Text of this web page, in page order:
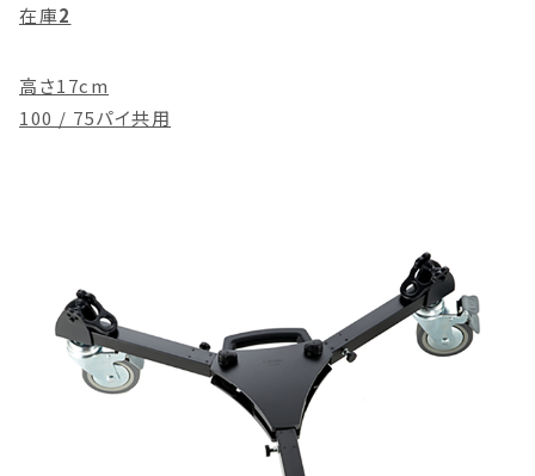
在庫2
高さ17cm
100 / 75パイ共用